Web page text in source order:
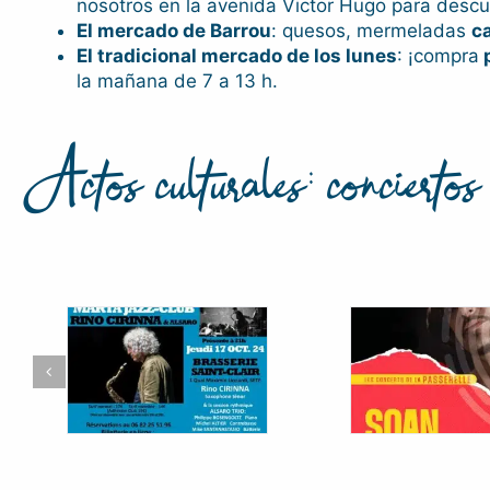
nosotros en la avenida Victor Hugo para
El mercado de Barrou: quesos, mermeladas
El tradicional mercado de los lunes: ¡compra
la mañana de 7 a 13 h.
Actos culturales: